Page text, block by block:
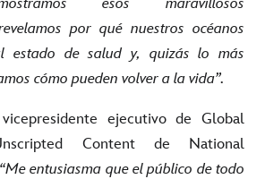
por qué nuestros océanos
estado de salud y, quizás lo más
cómo pueden volver a la vida”.
ejecutivo de Global
Content de National
“Me entusiasma que el público de todo